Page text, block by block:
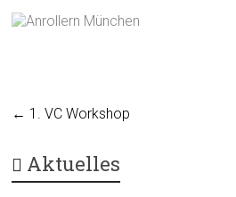
← 1. VC Workshop
Aktuelles